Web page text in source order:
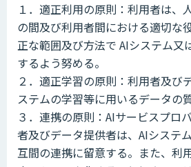
１．適正利用の原則：利用者は、
の間及び利用者間における適切な
正な範囲及び方法で AIシステム又
するよう努める。
２．適正学習の原則：利用者及び
ステムの学習等に用いるデータの
３．連携の原則：AIサービスプロ
者及びデータ提供者は、AIシステ
互間の連携に留意する。また、利